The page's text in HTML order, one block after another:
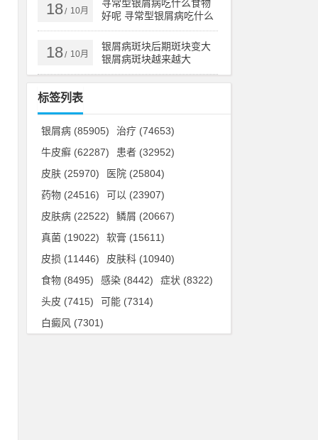
18/ 10月
寻常型银屑病吃什么食物
好呢 寻常型银屑病吃什么
药效果好
18/ 10月
银屑病斑块后期斑块变大
银屑病斑块越来越大
标签列表
银屑病 (85905) 治疗 (74653)
牛皮癣 (62287) 患者 (32952)
皮肤 (25970) 医院 (25804)
药物 (24516) 可以 (23907)
皮肤病 (22522) 鳞屑 (20667)
真菌 (19022) 软膏 (15611)
皮损 (11446) 皮肤科 (10940)
食物 (8495) 感染 (8442) 症状 (8322)
头皮 (7415) 可能 (7314)
白癜风 (7301)